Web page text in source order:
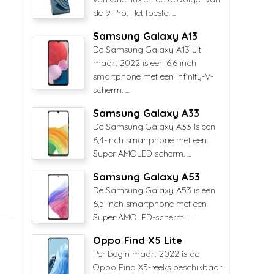
de 9 Pro. Het toestel ...
Samsung Galaxy A13
De Samsung Galaxy A13 uit
maart 2022 is een 6,6 inch
smartphone met een Infinity-V-
scherm. ...
Samsung Galaxy A33
De Samsung Galaxy A33 is een
6,4-inch smartphone met een
Super AMOLED scherm. ...
Samsung Galaxy A53
De Samsung Galaxy A53 is een
6,5-inch smartphone met een
Super AMOLED-scherm. ...
Oppo Find X5 Lite
Per begin maart 2022 is de
Oppo Find X5-reeks beschikbaar